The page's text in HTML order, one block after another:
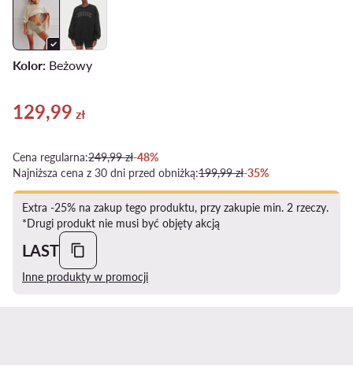
Kolor: Beżowy
Aktualna cena 129,99 zł
129,99 zł
Cena regularna:249,99 zł-48%
Najniższa cena z 30 dni przed obniżką:199,99 zł-35%
Extra -25% na zakup tego produktu, przy zakupie min. 2 rzeczy.
*Drugi produkt nie musi być objęty akcją
LAST
Inne produkty w promocji